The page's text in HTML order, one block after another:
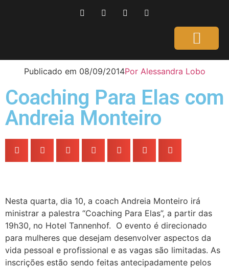
Publicado em 08/09/2014PorAlessandra Lobo
Coaching Para Elas com
Andreia Monteiro
Nesta quarta, dia 10, a coach Andreia Monteiro irá
ministrar a palestra “Coaching Para Elas”, a partir das
19h30, no Hotel Tannenhof. O evento é direcionado
para mulheres que desejam desenvolver aspectos da
vida pessoal e profissional e as vagas são limitadas. As
inscrições estão sendo feitas antecipadamente pelos